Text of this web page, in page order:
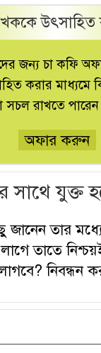
জন্য চা কফি
করার মাধ্যমে
সচল রাখতে
অফার করুন
সাথে যুক্ত
জানেন তার
তাতে
নিবন্ধন